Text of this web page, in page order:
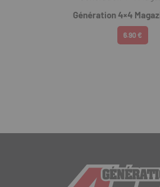
Génération 4×4
6.90 €